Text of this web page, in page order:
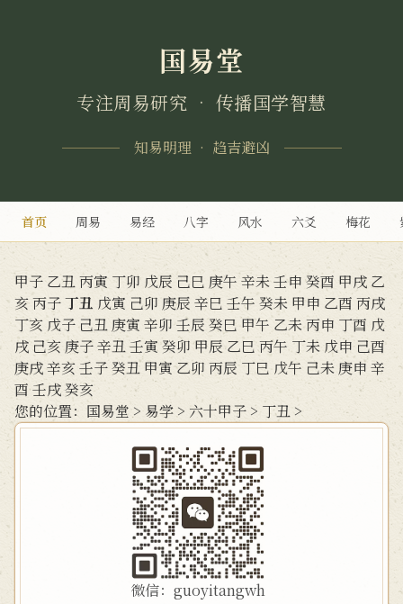
国易堂
专注周易研究 • 传播国学智慧
知易明理 • 趋吉避凶
首页 周易 易经 八字 风水 六爻 梅花
甲子 乙丑丙寅 丁卯 戊辰 己巳 庚午 辛未壬申 癸酉 甲戌 乙
亥丙子丁丑 戊寅 己卯 庚辰 辛巳 壬午 癸未 甲申 乙酉 丙戌
丁亥 戊子 己丑 庚寅 辛卯 壬辰 癸巳 甲午 乙未 丙申 丁酉 戊
戌 己亥 庚子辛丑壬寅 癸卯 甲辰 乙巳 丙午 丁未 戊申 己酉
庚戌辛亥壬子癸丑 甲寅 乙卯 丙辰 丁巳 戊午 己未 庚申 辛
酉 壬戌癸亥
您的位置： 国易堂 > 易学 > 六十甲子 > 丁丑 >
微信：guoyitangwh